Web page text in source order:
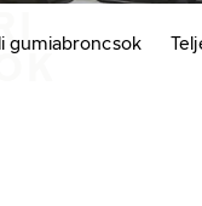
gumiabroncsok